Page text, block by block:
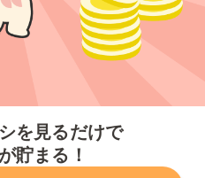
を見るだけで
貯まる！